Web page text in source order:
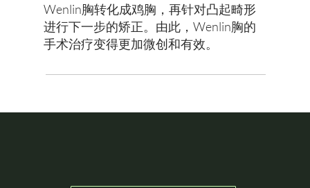
Wenlin胸转化成鸡胸，再针对凸起畸形
进行下一步的矫正。由此，Wenlin胸的
手术治疗变得更加微创和有效。